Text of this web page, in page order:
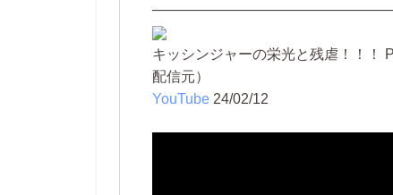
キッシンジャーの栄光と残虐！！！
配信元）
YouTube 24/02/12